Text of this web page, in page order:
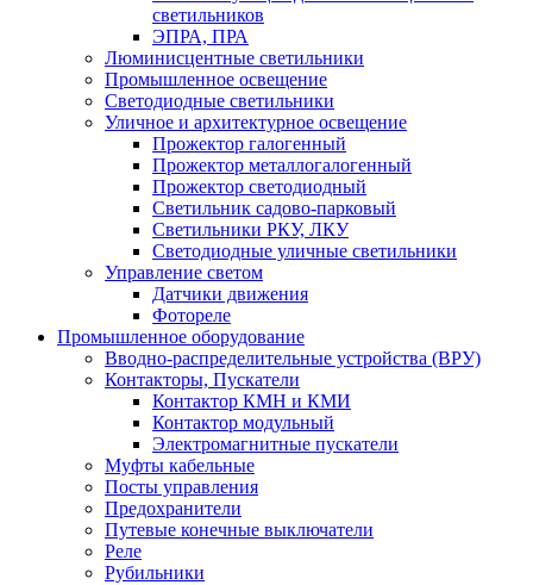
светильников
ЭПРА, ПРА
Люминисцентные светильники
Промышленное освещение
Светодиодные светильники
Уличное и архитектурное освещение
Прожектор галогенный
Прожектор металлогалогенный
Прожектор светодиодный
Светильник садово-парковый
Светильники РКУ, ЛКУ
Светодиодные уличные светильники
Управление светом
Датчики движения
Фотореле
Промышленное оборудование
Вводно-распределительные устройства (ВРУ)
Контакторы, Пускатели
Контактор КМН и КМИ
Контактор модульный
Электромагнитные пускатели
Муфты кабельные
Посты управления
Предохранители
Путевые конечные выключатели
Реле
Рубильники